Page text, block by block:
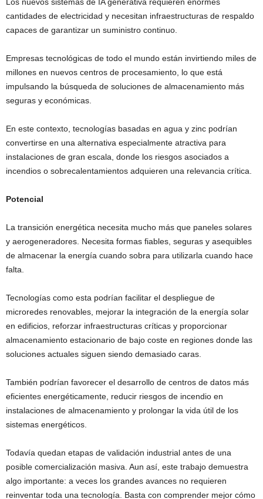
Los nuevos sistemas de IA generativa requieren enormes
cantidades de electricidad y necesitan infraestructuras de respaldo
capaces de garantizar un suministro continuo.
Empresas tecnológicas de todo el mundo están invirtiendo miles de
millones en nuevos centros de procesamiento, lo que está
impulsando la búsqueda de soluciones de almacenamiento más
seguras y económicas.
En este contexto, tecnologías basadas en agua y zinc podrían
convertirse en una alternativa especialmente atractiva para
instalaciones de gran escala, donde los riesgos asociados a
incendios o sobrecalentamientos adquieren una relevancia crítica.
Potencial
La transición energética necesita mucho más que paneles solares
y aerogeneradores. Necesita formas fiables, seguras y asequibles
de almacenar la energía cuando sobra para utilizarla cuando hace
falta.
Tecnologías como esta podrían facilitar el despliegue de
microredes renovables, mejorar la integración de la energía solar
en edificios, reforzar infraestructuras críticas y proporcionar
almacenamiento estacionario de bajo coste en regiones donde las
soluciones actuales siguen siendo demasiado caras.
También podrían favorecer el desarrollo de centros de datos más
eficientes energéticamente, reducir riesgos de incendio en
instalaciones de almacenamiento y prolongar la vida útil de los
sistemas energéticos.
Todavía quedan etapas de validación industrial antes de una
posible comercialización masiva. Aun así, este trabajo demuestra
algo importante: a veces los grandes avances no requieren
reinventar toda una tecnología. Basta con comprender mejor cómo